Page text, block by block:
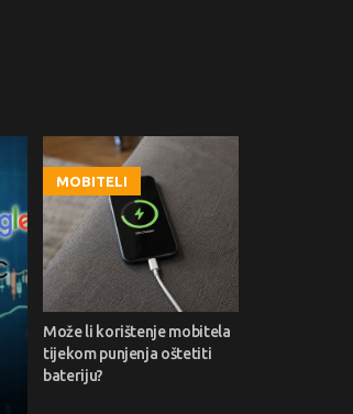
MOBITELI
Može li korištenje mobitela
tijekom punjenja oštetiti
bateriju?